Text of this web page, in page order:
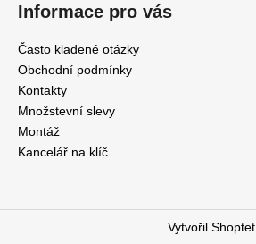
Informace pro vás
Často kladené otázky
Obchodní podmínky
Kontakty
Množstevní slevy
Montáž
Kancelář na klíč
Vytvořil Shoptet